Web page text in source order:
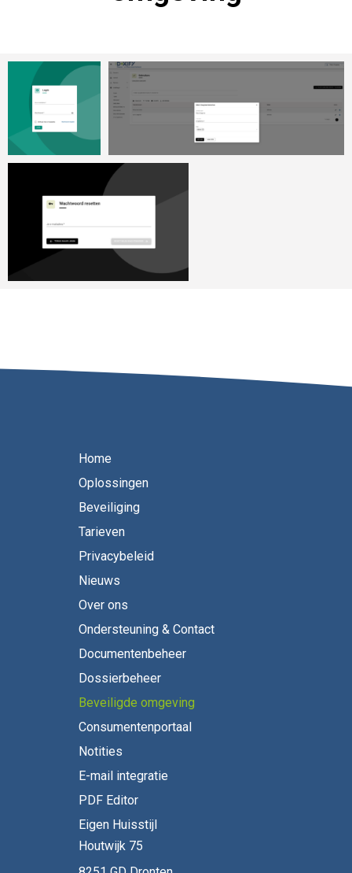
Home
Oplossingen
Beveiliging
Tarieven
Privacybeleid
Nieuws
Over ons
Ondersteuning & Contact
Documentenbeheer
Dossierbeheer
Beveiligde omgeving
Consumentenportaal
Notities
E-mail integratie
PDF Editor
Eigen Huisstijl
Houtwijk 75